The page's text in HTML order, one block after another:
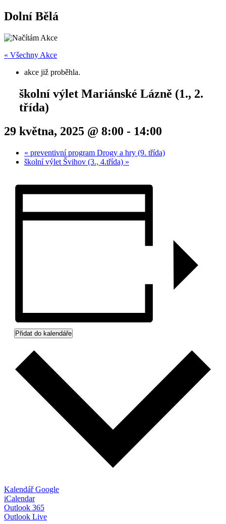
Dolní Bělá
« Všechny Akce
akce již proběhla.
školní výlet Mariánské Lázně (1., 2.
třída)
29 května, 2025 @ 8:00 - 14:00
« preventivní program Drogy a hry (9. třída)
školní výlet Švihov (3., 4.třída) »
Přidat do kalendáře
Kalendář Google
iCalendar
Outlook 365
Outlook Live